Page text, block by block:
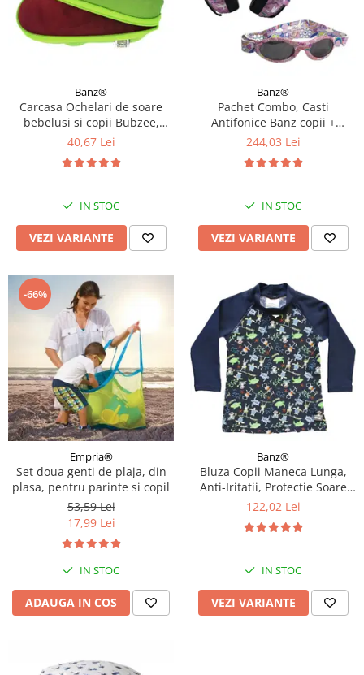
Banz®
Carcasa Ochelari de soare
bebelusi si copii Bubzee,
Diverse culori
40,67 Lei
IN STOC
VEZI VARIANTE
Banz®
Pachet Combo, Casti
Antifonice Banz copii +
Ochelari de Soare Protectie
modele
244,03 Lei
IN STOC
VEZI VARIANTE
-66%
Empria®
Set doua genti de plaja, din
plasa, pentru parinte si copil
53,59 Lei
17,99 Lei
IN STOC
ADAUGA IN COS
Banz®
Bluza Copii Maneca Lunga,
Anti-Iritatii, Protectie Soare
UPF50+, Jungle Mix, Diverse
122,02 Lei
IN STOC
VEZI VARIANTE